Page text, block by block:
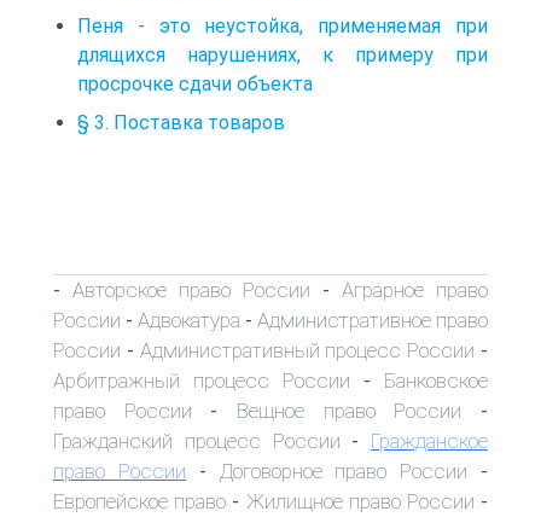
Пеня - это неустойка, применяемая при
длящихся нарушениях, к примеру при
просрочке сдачи объекта
§ 3. Поставка товаров
- Авторское право России - Аграрное право
России - Адвокатура - Административное право
России - Административный процесс России -
Арбитражный процесс России - Банковское
право России - Вещное право России -
Гражданский процесс России - Гражданское
право России - Договорное право России -
Европейское право - Жилищное право России -